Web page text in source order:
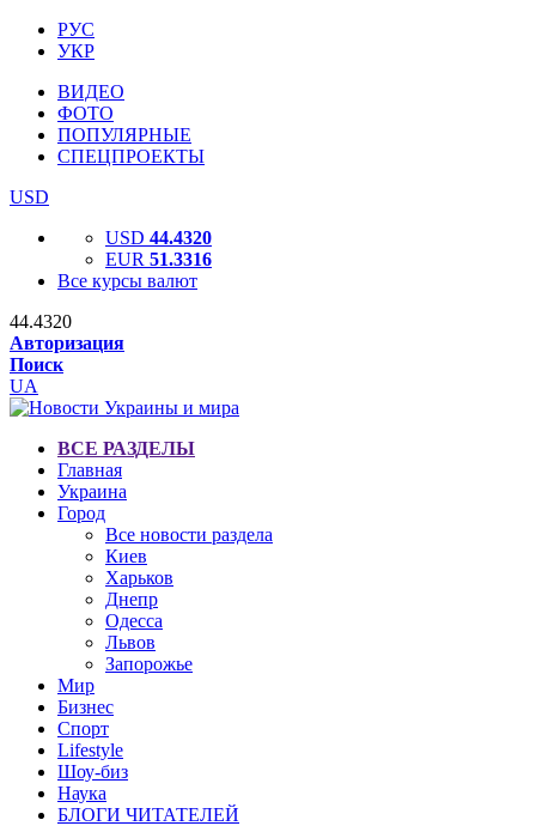
РУС
УКР
ВИДЕО
ФОТО
ПОПУЛЯРНЫЕ
СПЕЦПРОЕКТЫ
USD
USD 44.4320
EUR 51.3316
Все курсы валют
44.4320
Авторизация
Поиск
UA
ВСЕ РАЗДЕЛЫ
Главная
Украина
Город
Все новости раздела
Киев
Харьков
Днепр
Одесса
Львов
Запорожье
Мир
Бизнес
Спорт
Lifestyle
Шоу-биз
Наука
БЛОГИ ЧИТАТЕЛЕЙ